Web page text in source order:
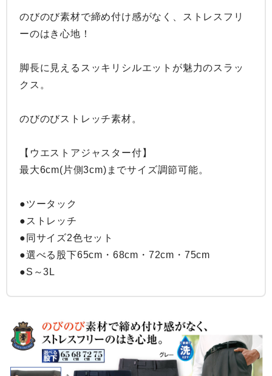
のびのび素材で締め付け感がなく、ストレスフリ
ーのはき心地！
脚長に見えるスッキリシルエットが魅力のスラッ
クス。
のびのびストレッチ素材。
【ウエストアジャスター付】
最大6cm(片側3cm)までサイズ調節可能。
●ツータック
●ストレッチ
●同サイズ2色セット
●選べる股下65cm・68cm・72cm・75cm
●S～3L